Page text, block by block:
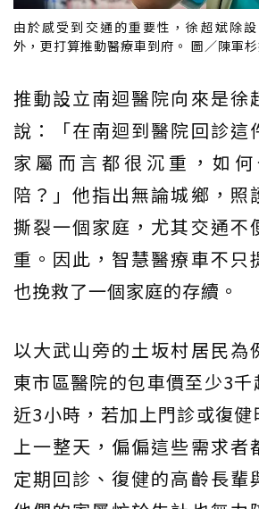
由於感受到交通的重要性，徐超斌除
外，更打算推動醫療車到府。 圖／陳軍
推動設立南迴醫院向來是徐
說：「在南迴到醫院回診這
家屬而言都很沉重，如
陪？」他指出無論城鄉，照
撕裂一個家庭，尤其交通不
重。因此，智慧醫療車不只
也挽救了一個家庭的存續。
以大武山旁的土坂村居民為
東市區醫院的包車價至少3
近3小時，若加上門診或復
上一整天，偏偏這些需求者
定期回診、復健的高齡長輩